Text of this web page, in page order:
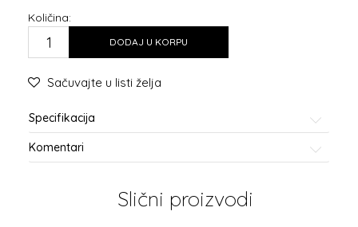
Količina:
DODAJ U KORPU
Sačuvajte u listi želja
Specifikacija
Komentari
Slični proizvodi